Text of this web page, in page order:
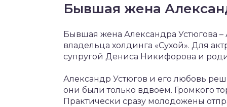
Бывшая жена
Бывшая жена Александра Устюгова
владельца холдинга «Сухой». Для
супругой Дениса Никифорова и
Александр Устюгов и его любовь
они были только вдвоем. Громкого
Практически сразу молодожены